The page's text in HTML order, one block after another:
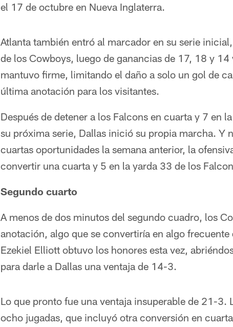
el 17 de octubre en Nueva Inglaterra.
Atlanta también entró al marcador en su serie
de los Cowboys, luego de ganancias de 17, 18 y 14
mantuvo firme, limitando el daño a solo un gol de
última anotación para los visitantes.
Después de detener a los Falcons en cuarta y 7 en
su próxima serie, Dallas inició su propia marcha. Y
cuartas oportunidades la semana anterior, la
convertir una cuarta y 5 en la yarda 33 de los
Segundo cuarto
A menos de dos minutos del segundo cuadro, los
anotación, algo que se convertiría en algo
Ezekiel Elliott obtuvo los honores esta vez,
para darle a Dallas una ventaja de 14-3.
Lo que pronto fue una ventaja insuperable de 21-3.
ocho jugadas, que incluyó otra conversión en